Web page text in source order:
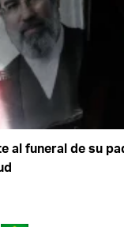
al funeral de su